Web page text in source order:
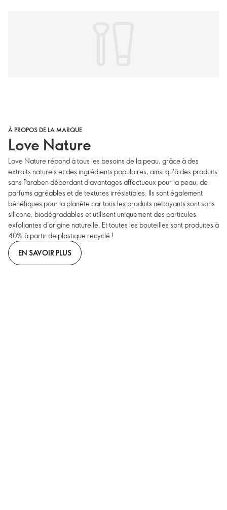
À PROPOS DE LA MARQUE
Love Nature
Love Nature répond à tous les besoins de la peau, grâce à des
extraits naturels et des ingrédients populaires, ainsi qu'à des produits
sans Paraben débordant d'avantages affectueux pour la peau, de
parfums agréables et de textures irrésistibles. Ils sont également
bénéfiques pour la planète car tous les produits nettoyants sont sans
silicone, biodégradables et utilisent uniquement des particules
exfoliantes d’origine naturelle. Et toutes les bouteilles sont produites à
40% à partir de plastique recyclé !
EN SAVOIR PLUS